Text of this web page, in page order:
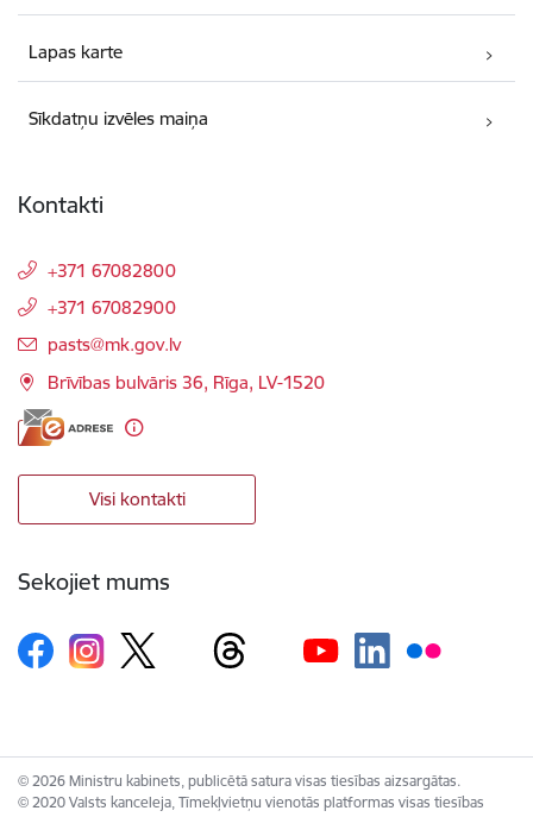
Lapas karte
Sīkdatņu izvēles maiņa
Kontakti
+371 67082800
+371 67082900
E-pasts:
pasts@mk.gov.lv
Brīvības bulvāris 36, Rīga, LV-1520
Visi kontakti
Sekojiet mums
© 2026 Ministru kabinets, publicētā satura visas tiesības aizsargātas.
© 2020 Valsts kanceleja, Tīmekļvietņu vienotās platformas visas tiesības